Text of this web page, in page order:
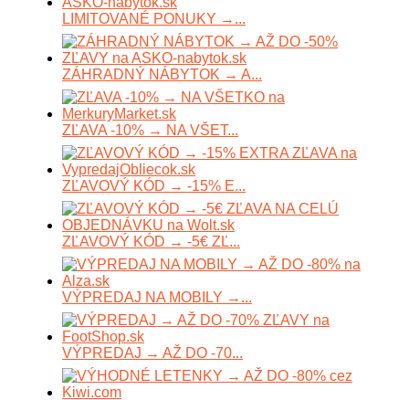
LIMITOVANÉ PONUKY →...
ZÁHRADNÝ NÁBYTOK → A...
ZĽAVA -10% → NA VŠET...
ZĽAVOVÝ KÓD → -15% E...
ZĽAVOVÝ KÓD → -5€ ZĽ...
VÝPREDAJ NA MOBILY →...
VÝPREDAJ → AŽ DO -70...